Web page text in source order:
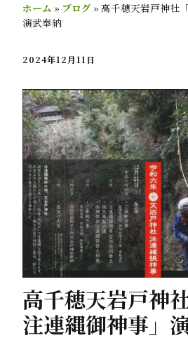
ホーム » ブログ » 高千穂天岩戸神社
演武奉納
2024年12月11日
高千穂天岩戸神
注連縄御神事」